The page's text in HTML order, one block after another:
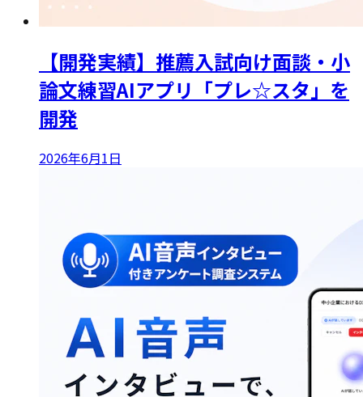
【開発実績】推薦入試向け面談・小
論文練習AIアプリ「プレ☆スタ」を
開発
2026年6月1日